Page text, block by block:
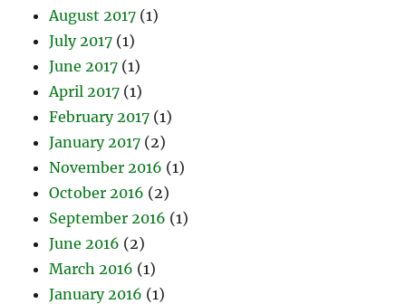
August 2017 (1)
July 2017 (1)
June 2017 (1)
April 2017 (1)
February 2017 (1)
January 2017 (2)
November 2016 (1)
October 2016 (2)
September 2016 (1)
June 2016 (2)
March 2016 (1)
January 2016 (1)